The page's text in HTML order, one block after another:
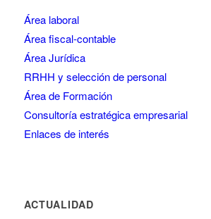
Área laboral
Área fiscal-contable
Área Jurídica
RRHH y selección de personal
Área de Formación
Consultoría estratégica empresarial
Enlaces de interés
ACTUALIDAD